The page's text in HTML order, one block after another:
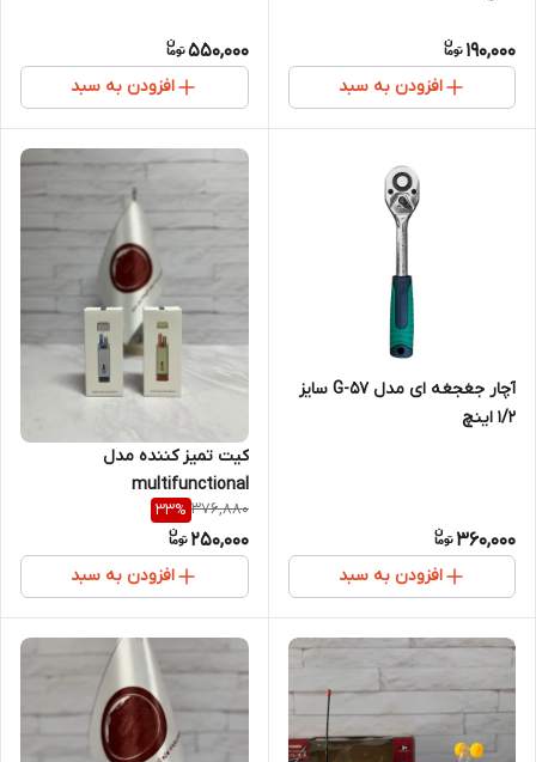
190,000
افزودن به سبد
550,000
افزودن به سبد
آچار جغجغه ای مدل G-57 سایز
1/2 اینچ
360,000
افزودن به سبد
کیت تمیز کننده مدل
multifunctional
376,880
33%
250,000
افزودن به سبد